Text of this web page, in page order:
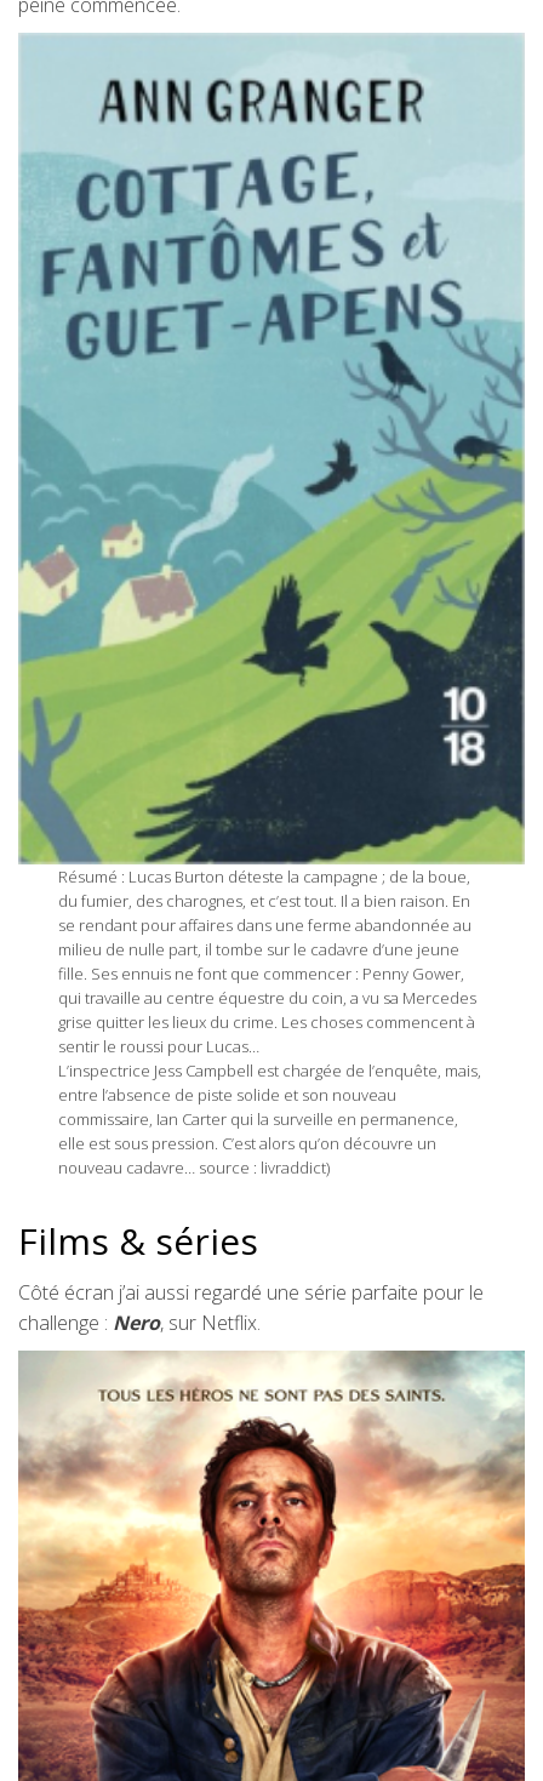
Résumé : Lucas Burton déteste la campagne ; de la boue,
du fumier, des charognes, et c’est tout. Il a bien raison. En
se rendant pour affaires dans une ferme abandonnée au
milieu de nulle part, il tombe sur le cadavre d’une jeune
fille. Ses ennuis ne font que commencer : Penny Gower,
qui travaille au centre équestre du coin, a vu sa Mercedes
grise quitter les lieux du crime. Les choses commencent à
sentir le roussi pour Lucas…
L’inspectrice Jess Campbell est chargée de l’enquête, mais,
entre l’absence de piste solide et son nouveau
commissaire, Ian Carter qui la surveille en permanence,
elle est sous pression. C’est alors qu’on découvre un
nouveau cadavre… source : livraddict)
Films & séries
Côté écran j’ai aussi regardé une série parfaite pour le
challenge : Nero, sur Netflix.